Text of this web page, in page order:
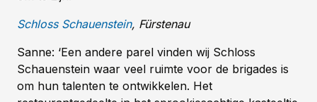
Schloss Schauenstein, Fürstenau
Sanne: ‘Een andere parel vinden wij Schloss
Schauenstein waar veel ruimte voor de brigades is
om hun talenten te ontwikkelen. Het